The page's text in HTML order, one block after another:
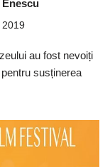
2019
au fost nevoiți
susținerea